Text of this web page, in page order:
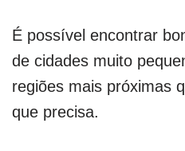
É possível encontrar
de cidades muito
regiões mais próximas
que precisa.